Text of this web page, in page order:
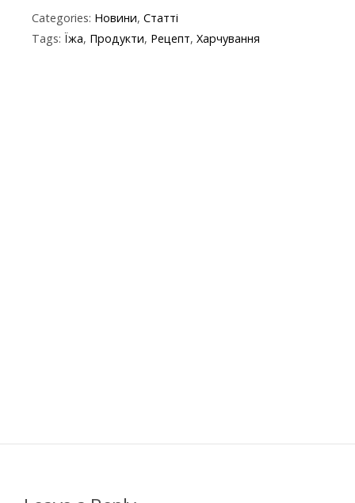
e
b
itt
er
e
gr
er at y
p
t
Categories: Новини, Статті
Tags: Їжа, Продукти, Рецепт, Харчування